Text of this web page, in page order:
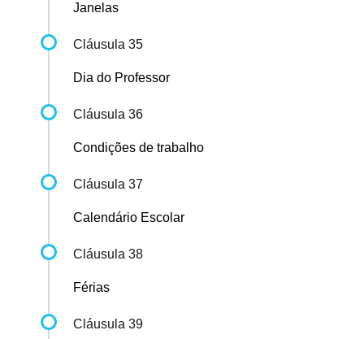
Janelas
Cláusula 35
Dia do Professor
Cláusula 36
Condições de trabalho
Cláusula 37
Calendário Escolar
Cláusula 38
Férias
Cláusula 39